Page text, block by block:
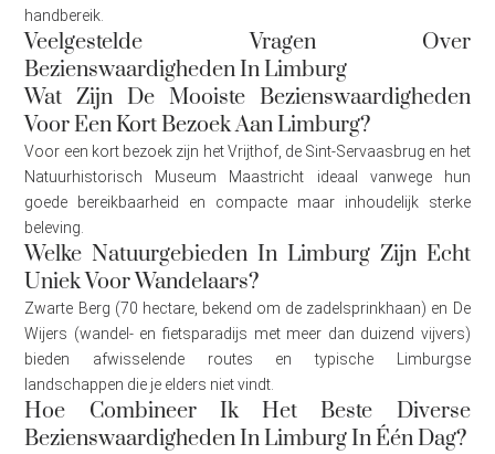
handbereik.
Veelgestelde Vragen Over
Bezienswaardigheden In Limburg
Wat Zijn De Mooiste Bezienswaardigheden
Voor Een Kort Bezoek Aan Limburg?
Voor een kort bezoek zijn het Vrijthof, de Sint-Servaasbrug en het
Natuurhistorisch Museum Maastricht ideaal vanwege hun
goede bereikbaarheid en compacte maar inhoudelijk sterke
beleving.
Welke Natuurgebieden In Limburg Zijn Echt
Uniek Voor Wandelaars?
Zwarte Berg (70 hectare, bekend om de zadelsprinkhaan) en De
Wijers (wandel- en fietsparadijs met meer dan duizend vijvers)
bieden afwisselende routes en typische Limburgse
landschappen die je elders niet vindt.
Hoe Combineer Ik Het Beste Diverse
Bezienswaardigheden In Limburg In Één Dag?